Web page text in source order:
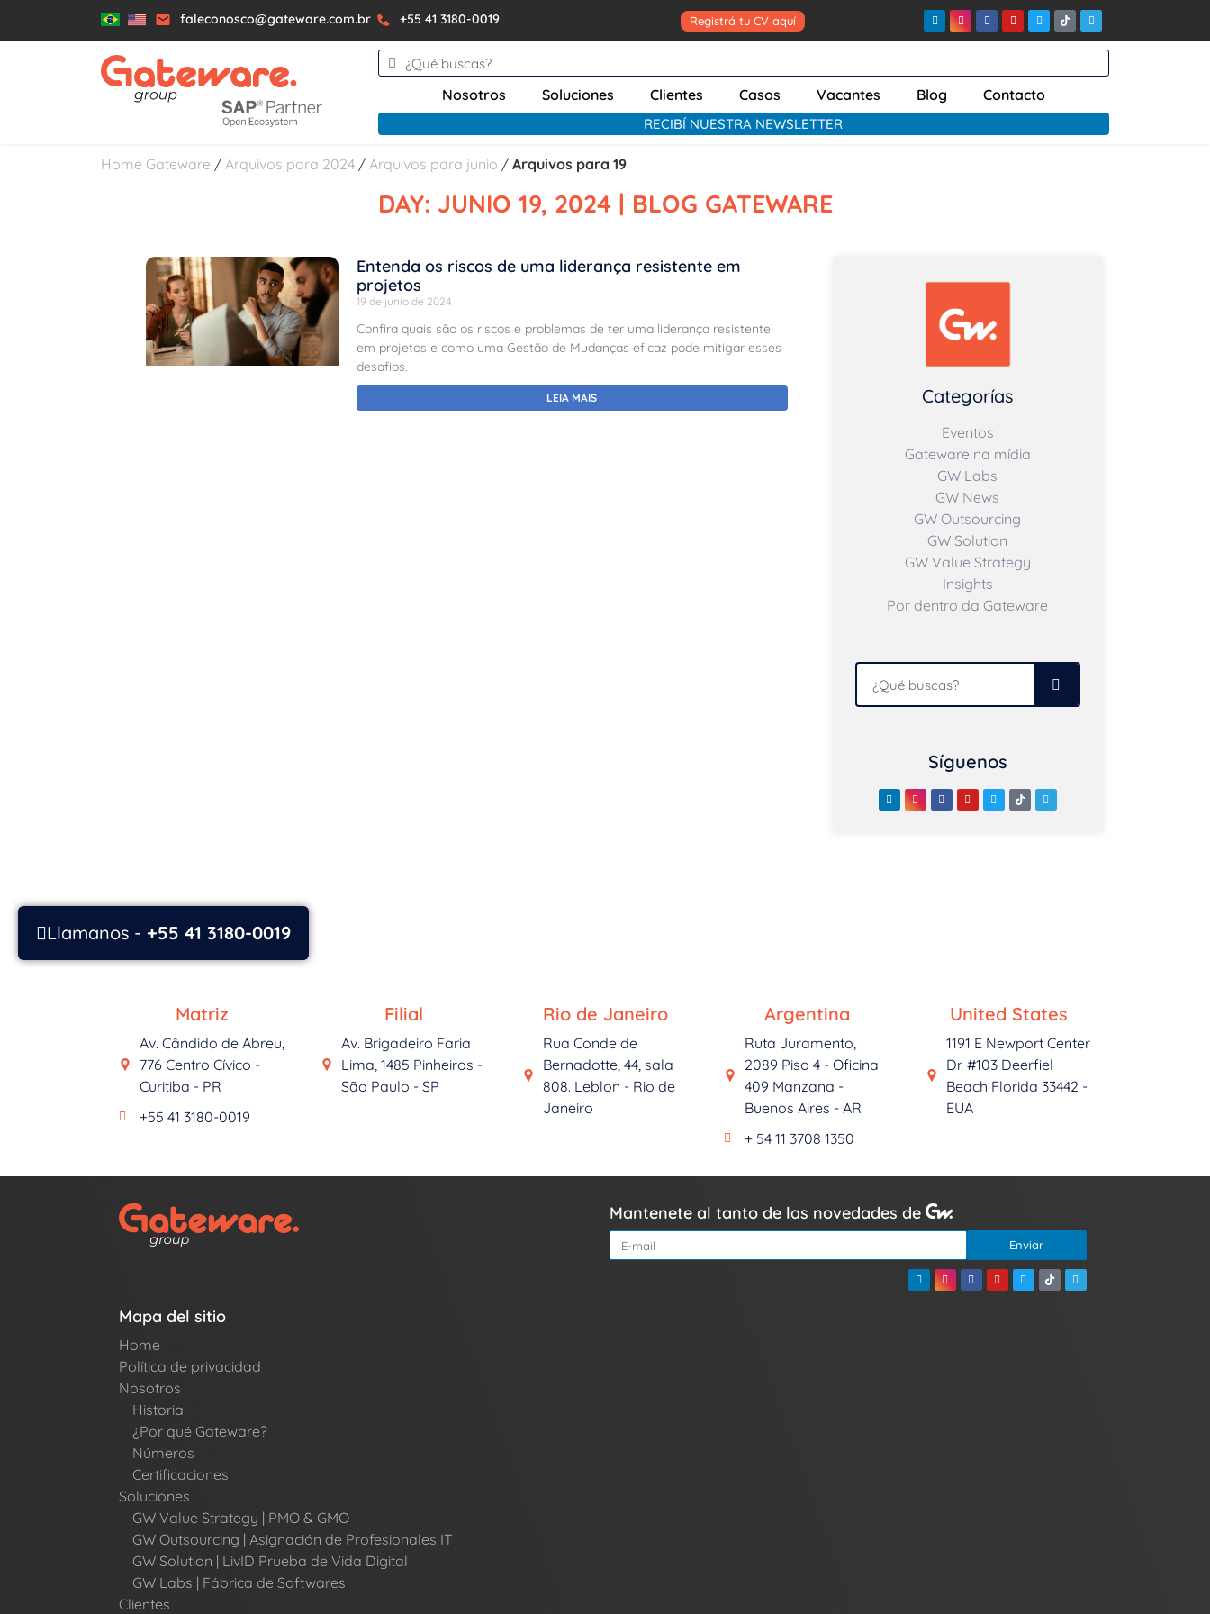
faleconosco@gateware.com.br +55 41 3180-0019 Registrá tu CV aquí
Nosotros Soluciones Clientes Casos Vacantes Blog Contacto
RECIBÍ NUESTRA NEWSLETTER
Home Gateware / Arquivos para 2024 / Arquivos para junio / Arquivos para 19
DAY: JUNIO 19, 2024 | BLOG GATEWARE
Entenda os riscos de uma liderança resistente em
projetos
19 de junio de 2024
Confira quais são os riscos e problemas de ter uma liderança resistente
em projetos e como uma Gestão de Mudanças eficaz pode mitigar esses
desafios.
LEIA MAIS Categorías
Eventos
Gateware na mídia
GW Labs
GW News
GW Outsourcing
GW Solution
GW Value Strategy
Insights
Por dentro da Gateware
Síguenos
Llamanos - +55 41 3180-0019
Matriz
Av. Cândido de Abreu,
776 Centro Cívico -
Curitiba - PR
+55 41 3180-0019
Filial
Av. Brigadeiro Faria
Lima, 1485 Pinheiros -
São Paulo - SP
Rio de Janeiro
Rua Conde de
Bernadotte, 44, sala
808. Leblon - Rio de
Janeiro
Argentina
Ruta Juramento,
2089 Piso 4 - Oficina
409 Manzana -
Buenos Aires - AR
+ 54 11 3708 1350
United States
1191 E Newport Center
Dr. #103 Deerfiel
Beach Florida 33442 -
EUA
Mantenete al tanto de las novedades de
Enviar
Mapa del sitio
Home
Política de privacidad
Nosotros
Historia
¿Por qué Gateware?
Números
Certificaciones
Soluciones
GW Value Strategy | PMO & GMO
GW Outsourcing | Asignación de Profesionales IT
GW Solution | LivID Prueba de Vida Digital
GW Labs | Fábrica de Softwares
Clientes